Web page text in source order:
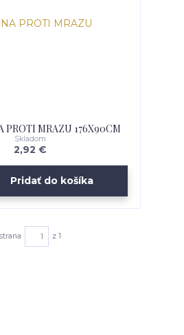
PROTI MRAZU 176X90CM
2,92 €
Skladom
Pridať do košíka
strana z 1